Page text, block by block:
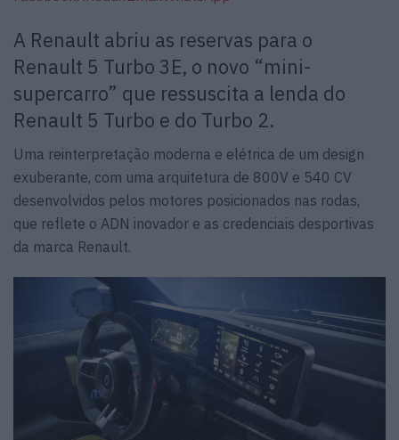
A Renault abriu as reservas para o
Renault 5 Turbo 3E, o novo “mini-
supercarro” que ressuscita a lenda do
Renault 5 Turbo e do Turbo 2.
Uma reinterpretação moderna e elétrica de um design
exuberante, com uma arquitetura de 800V e 540 CV
desenvolvidos pelos motores posicionados nas rodas,
que reflete o ADN inovador e as credenciais desportivas
da marca Renault.